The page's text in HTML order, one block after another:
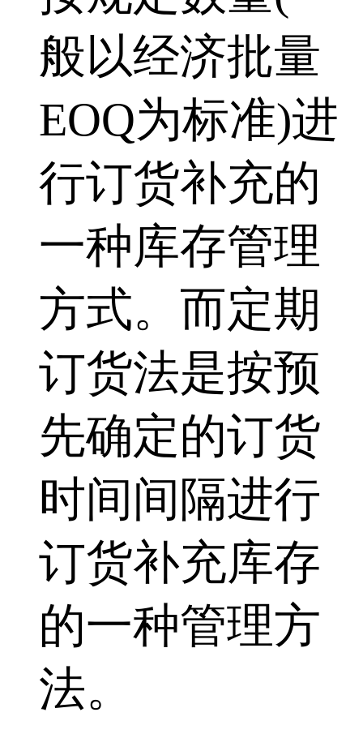
般以经济批量
EOQ为标准)进
行订货补充的
一种库存管理
方式。而定期
订货法是按预
先确定的订货
时间间隔进行
订货补充库存
的一种管理方
法。